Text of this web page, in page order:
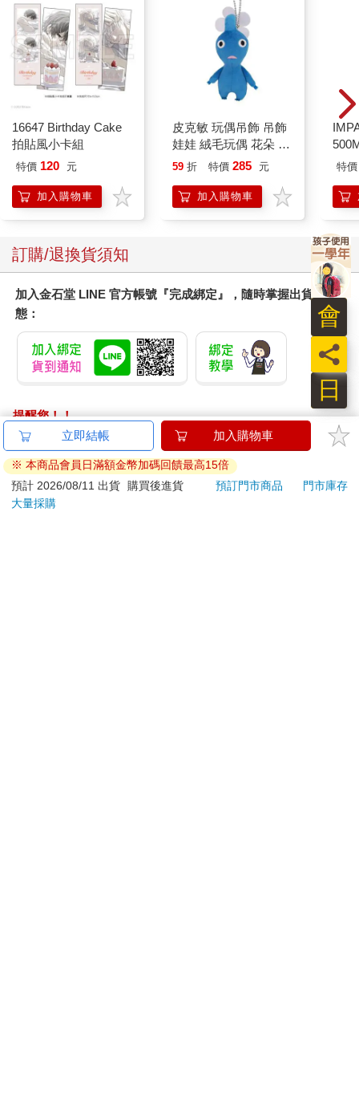
一小截木樁），雖然我人很不舒服，他們仍然要我上去甲板，像
個苦力一樣工作。露西還塞給我一枝槳，說老脾氣很想幫忙，但
他實在太小了。她難道看不出那個小東西最愛出風頭嗎？她雖然
年紀小，起碼也應該具備這一點常識。今天這艘討厭的船終於平
穩下來了，太陽也出來了，我們都在討論下一步該怎麼辦。我們
的食物本來塞得滿滿的，現在只夠維持十六天（家禽都被沖進海
裡，就算沒有，暴風雨也把牠們嚇得無法生蛋）。最大的問題還
是飲水，有兩個水箱有漏洞，全部漏光了（又是納尼亞的效率問
題），現在只能用配給的，每個人每天只能分配到三百CC，這樣
可以維持十二天（倒是還有許多甜酒和葡萄酒，不過連他們都知
道喝酒只會讓人更口渴）。
「當然，如果可以的話，最明智的辦法是立刻朝向西邊，駛回寂
島，但是我們靠著強烈的順風，花了十八天到達這裡，即使有東
風，回去也要花更久的時間，何況此刻並沒有吹東風的跡象—事
實上，根本半點風也沒有。如果搖槳的話，所需的時間更長，賈
思潘也說，每天只靠三百CC的水是不可能有體力搖槳的。我敢肯
定地說他錯了，我試著向他解釋流汗會使人降低體溫，所以只要
工作就可以不需要太多的水。可是他一點也不理會，他每次想不
出答案時都是這樣。其他人都贊成繼續往前走，希望能夠發現陸
地。我覺得我有責任告知他們，我們根本不知道前方有沒有陸
地，而且我也試著讓他們明白不切實際的想法是危險的。不料他
們不但想不出更好的辦法，反而厚著臉皮問我有什麼建議。於是
我便不動聲色地說我是被綁架的，這次愚蠢的航行並非我的自
願，所以我沒有義務幫他們解決問題。
「九月四日 還是風平浪靜。晚餐用配給的，我分到最少。賈思
潘分菜時有動一些手腳，他以為我不知道！露西倒是想彌補，所
以提議把她的食物分一些給我，可是那個雞婆的愛德蒙反對。太
陽好熱，一整個晚上都好渴。
「九月五日 依舊風平浪靜，加上很熱。一整天都很不舒服，我
16647 Birthday Cake
拍貼風小卡組
特價 120 元
加入購物車
皮克敏 玩偶吊飾 吊飾
娃娃 絨毛玩偶 花朵 葉
子 藍色皮克敏 紅色皮
Pikmin 任天堂 三英貿
易
59 折 特價 285 元
加入購物車
特價
訂購/退換貨須知
加入金石堂 LINE 官方帳號『完成綁定』，隨時掌握出貨動
態：
提醒您！！
金石堂及銀行均不會請您操作ATM! 如接獲電話要求您前往
ATM提款機，請不要聽從指示，以免受騙上當！
退換貨須知：
**提醒您，鑑賞期不等於試用期，退回商品須為全新狀態**
日
員
會